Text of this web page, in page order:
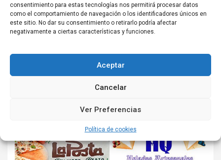
consentimiento para estas tecnologías nos permitirá procesar datos
como el comportamiento de navegación o los identificadores únicos en
este sitio. No dar su consentimiento o retirarlo podría afectar
negativamente a ciertas características y funciones.
Aceptar
Cancelar
Ver Preferencias
Política de cookies